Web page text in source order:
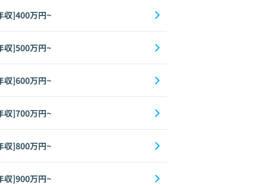
収]400万円~
収]500万円~
収]600万円~
収]700万円~
収]800万円~
収]900万円~